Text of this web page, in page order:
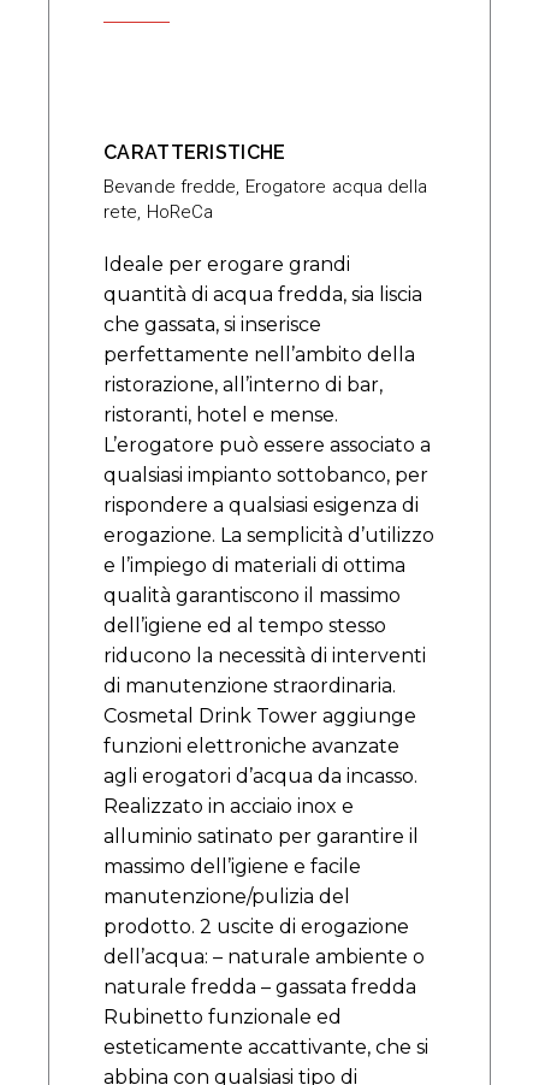
CARATTERISTICHE
Bevande fredde, Erogatore acqua della
rete, HoReCa
Ideale per erogare grandi
quantità di acqua fredda, sia liscia
che gassata, si inserisce
perfettamente nell’ambito della
ristorazione, all’interno di bar,
ristoranti, hotel e mense.
L’erogatore può essere associato a
qualsiasi impianto sottobanco, per
rispondere a qualsiasi esigenza di
erogazione. La semplicità d’utilizzo
e l’impiego di materiali di ottima
qualità garantiscono il massimo
dell’igiene ed al tempo stesso
riducono la necessità di interventi
di manutenzione straordinaria.
Cosmetal Drink Tower aggiunge
funzioni elettroniche avanzate
agli erogatori d’acqua da incasso.
Realizzato in acciaio inox e
alluminio satinato per garantire il
massimo dell’igiene e facile
manutenzione/pulizia del
prodotto. 2 uscite di erogazione
dell’acqua: – naturale ambiente o
naturale fredda – gassata fredda
Rubinetto funzionale ed
esteticamente accattivante, che si
abbina con qualsiasi tipo di